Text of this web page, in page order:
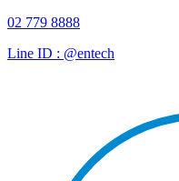
02 779 8888
Line ID : @entech